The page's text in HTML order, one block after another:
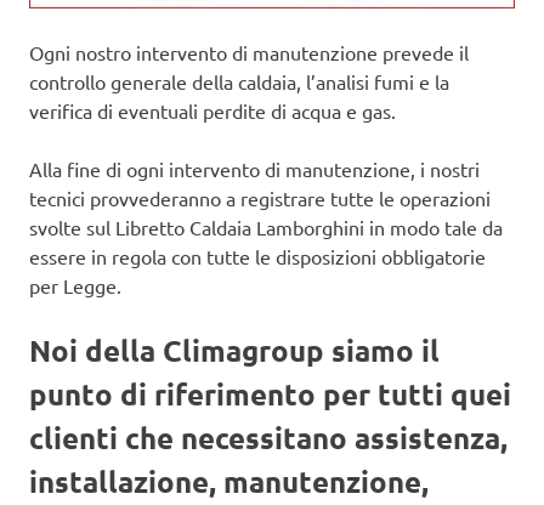
Ogni nostro intervento di manutenzione prevede il
controllo generale della caldaia, l’analisi fumi e la
verifica di eventuali perdite di acqua e gas.
Alla fine di ogni intervento di manutenzione, i nostri
tecnici provvederanno a registrare tutte le operazioni
svolte sul Libretto Caldaia Lamborghini in modo tale da
essere in regola con tutte le disposizioni obbligatorie
per Legge.
Noi della Climagroup siamo il
punto di riferimento per tutti quei
clienti che necessitano assistenza,
installazione, manutenzione,